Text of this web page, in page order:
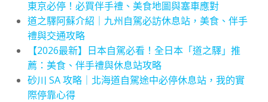
東京必停！必買伴手禮、美食地圖與塞車應對
道之驛阿蘇介紹｜九州自駕必訪休息站，美食、伴手
禮與交通攻略
【2026最新】日本自駕必看！全日本「道之驛」推
薦：美食、伴手禮與休息站攻略
砂川 SA 攻略｜北海道自駕途中必停休息站，我的實
際停靠心得